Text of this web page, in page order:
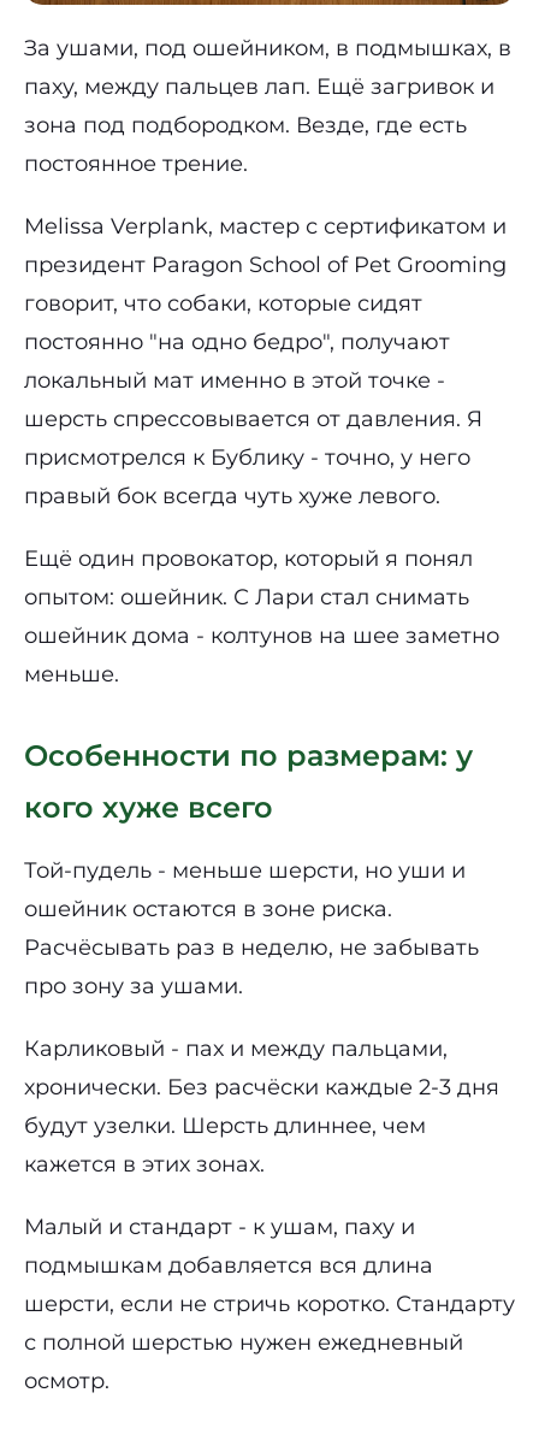
За ушами, под ошейником, в подмышках, в
паху, между пальцев лап. Ещё загривок и
зона под подбородком. Везде, где есть
постоянное трение.
Melissa Verplank, мастер с сертификатом и
президент Paragon School of Pet Grooming
говорит, что собаки, которые сидят
постоянно "на одно бедро", получают
локальный мат именно в этой точке -
шерсть спрессовывается от давления. Я
присмотрелся к Бублику - точно, у него
правый бок всегда чуть хуже левого.
Ещё один провокатор, который я понял
опытом: ошейник. С Лари стал снимать
ошейник дома - колтунов на шее заметно
меньше.
Особенности по размерам: у
кого хуже всего
Той-пудель - меньше шерсти, но уши и
ошейник остаются в зоне риска.
Расчёсывать раз в неделю, не забывать
про зону за ушами.
Карликовый - пах и между пальцами,
хронически. Без расчёски каждые 2-3 дня
будут узелки. Шерсть длиннее, чем
кажется в этих зонах.
Малый и стандарт - к ушам, паху и
подмышкам добавляется вся длина
шерсти, если не стричь коротко. Стандарту
с полной шерстью нужен ежедневный
осмотр.